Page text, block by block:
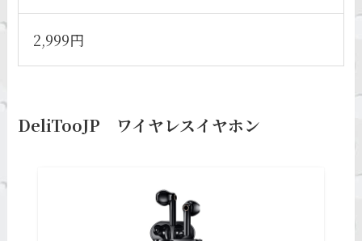
2,999円
DeliTooJP ワイヤレスイヤホン